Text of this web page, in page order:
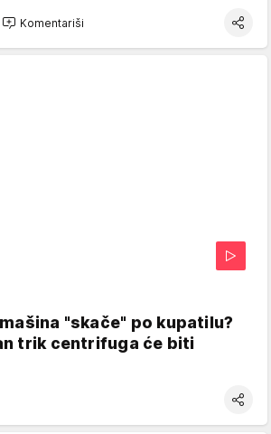
Komentariši
"skače" po kupatilu?
trik centrifuga će biti